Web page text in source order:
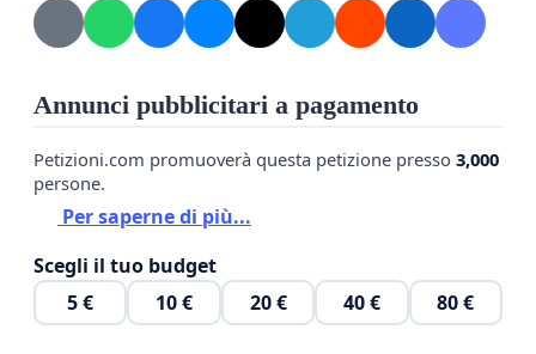
Annunci pubblicitari a pagamento
Petizioni.com promuoverà questa petizione presso 3,000
persone.
Per saperne di più...
Scegli il tuo budget
5 €
10 € 20 € 40 € 80 €